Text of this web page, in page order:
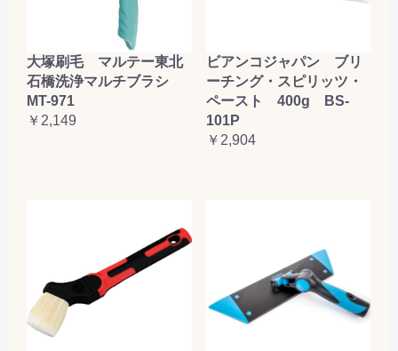
大塚刷毛 マルテー東北
石橋洗浄マルチブラシ
MT-971
￥2,149
ビアンコジャパン ブリ
ーチング・スピリッツ・
ペースト 400g BS-
101P
￥2,904